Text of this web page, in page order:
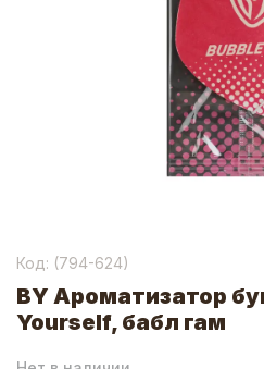
Код: (794-624)
BY Ароматизатор
Yourself, бабл гам